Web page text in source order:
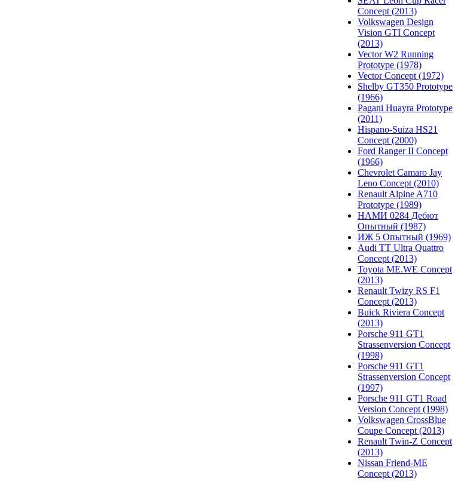
Concept (2013)
Volkswagen Design
Vision GTI Concept
(2013)
Vector W2 Running
Prototype (1978)
Vector Concept (1972)
Shelby GT350 Prototype
(1966)
Pagani Huayra Prototype
(2011)
Hispano-Suiza HS21
Concept (2000)
Ford Ranger II Concept
(1966)
Chevrolet Camaro Jay
Leno Concept (2010)
Renault Alpine A710
Prototype (1989)
НАМИ 0284 Дебют
Опытный (1987)
ИЖ 5 Опытный (1969)
Audi TT Ultra Quattro
Concept (2013)
Toyota ME.WE Concept
(2013)
Renault Twizy RS F1
Concept (2013)
Buick Riviera Concept
(2013)
Porsche 911 GT1
Strassenversion Concept
(1998)
Porsche 911 GT1
Strassenversion Concept
(1997)
Porsche 911 GT1 Road
Version Concept (1998)
Volkswagen CrossBlue
Coupe Concept (2013)
Renault Twin-Z Concept
(2013)
Nissan Friend-ME
Concept (2013)